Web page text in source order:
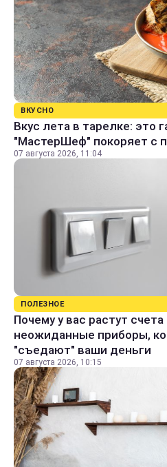
ВКУСНО
Вкус лета в тарелке: это
"МастерШеф" покоряет с
07 августа 2026, 11:04
ПОЛЕЗНОЕ
Почему у вас растут счета
неожиданные приборы,
"съедают" ваши деньги
07 августа 2026, 10:15